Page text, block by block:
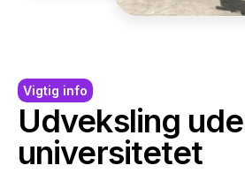
Vigtig info
Udveksling
universitetet